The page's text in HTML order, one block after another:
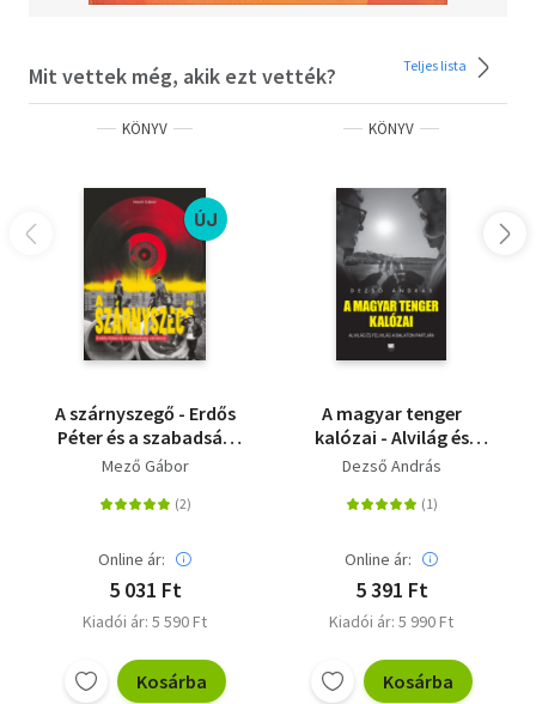
Mit vettek még, akik ezt vették? Teljes lista
KÖNYV
ÚJ
A szárnyszegő - Erdős
Péter és a szabadság
vándorai
Mező Gábor
Online ár:
5 031 Ft
Kiadói ár: 5 590 Ft
Kosárba
KÖNYV
A magyar tenger
kalózai - Alvilág és
felvilág a Balaton
Dezső András
Online ár:
5 391 Ft
Kiadói ár: 5 990 Ft
Kosárba